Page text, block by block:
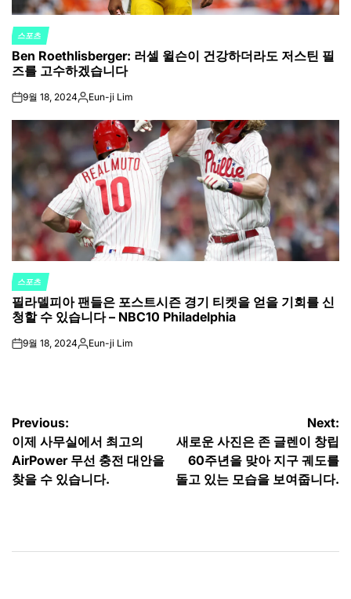
POSTED
IN
스포츠
Ben Roethlisberger: 러셀 윌슨이 건강하더라도 저스틴 필
즈를 고수하겠습니다
on9월 18, 2024Posted
Eun-ji Lim
POSTED
IN
스포츠
필라델피아 팬들은 포스트시즌 경기 티켓을 얻을 기회를 신
청할 수 있습니다 – NBC10 Philadelphia
on9월 18, 2024Posted
Eun-ji Lim
글
탐
색
Previous:
이제 사무실에서 최고의
AirPower 무선 충전 대안을
찾을 수 있습니다.
Next:
새로운 사진은 존 글렌이 창립
60주년을 맞아 지구 궤도를
돌고 있는 모습을 보여줍니다.